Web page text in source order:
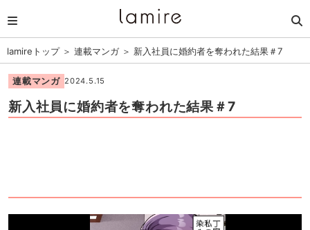
lamireトップ＞ 連載マンガ＞ 新入社員に婚約者を奪われた結果＃7
連載マンガ 2024.5.15
新入社員に婚約者を奪われた結果＃7